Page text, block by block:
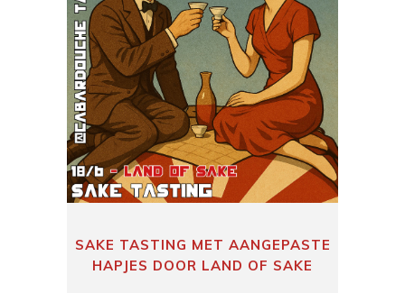
SAKE TASTING MET AANGEPASTE
HAPJES DOOR LAND OF SAKE